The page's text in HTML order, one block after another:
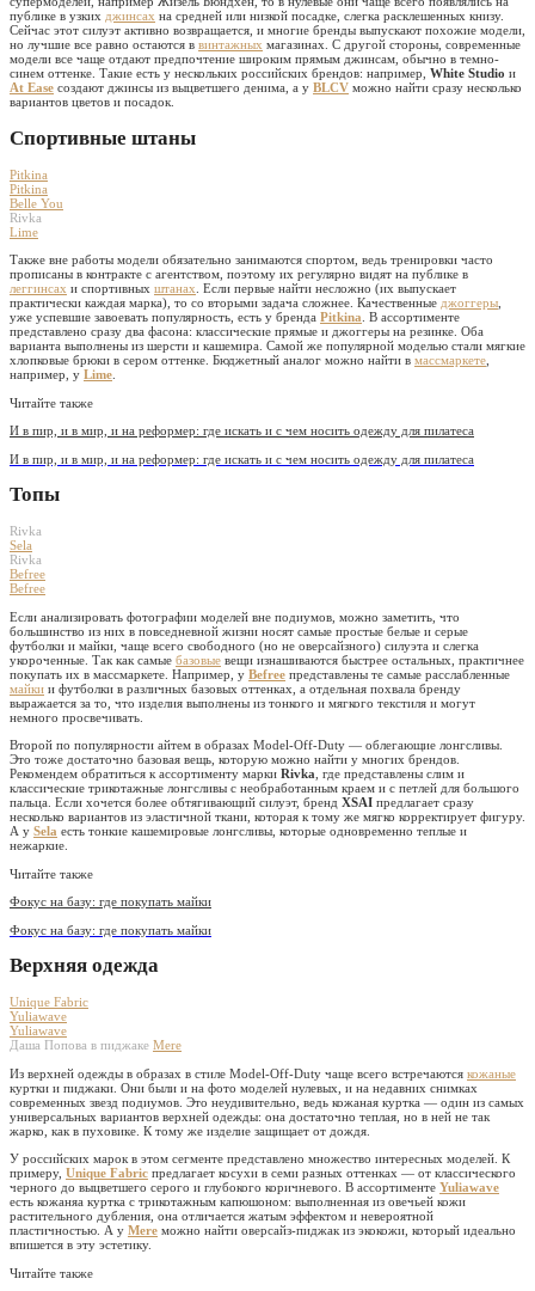
публике в узких джинсах на средней или низкой посадке, слегка расклешенных книзу.
Сейчас этот силуэт активно возвращается, и многие бренды выпускают похожие модели,
но лучшие все равно остаются в винтажных магазинах. С другой стороны, современные
модели все чаще отдают предпочтение широким прямым джинсам, обычно в темно-
синем оттенке. Такие есть у нескольких российских брендов: например, White Studio и
At Ease создают джинсы из выцветшего денима, а у BLCV можно найти сразу несколько
вариантов цветов и посадок.
Спортивные штаны
Pitkina
Pitkina
Belle You
Rivka
Lime
Также вне работы модели обязательно занимаются спортом, ведь тренировки часто
прописаны в контракте с агентством, поэтому их регулярно видят на публике в
леггинсах и спортивных штанах. Если первые найти несложно (их выпускает
практически каждая марка), то со вторыми задача сложнее. Качественные джоггеры,
уже успевшие завоевать популярность, есть у бренда Pitkina. В ассортименте
представлено сразу два фасона: классические прямые и джоггеры на резинке. Оба
варианта выполнены из шерсти и кашемира. Самой же популярной моделью стали мягкие
хлопковые брюки в сером оттенке. Бюджетный аналог можно найти в массмаркете,
например, у Lime.
Читайте также
И в пир, и в мир, и на реформер: где искать и с чем носить одежду для пилатеса
И в пир, и в мир, и на реформер: где искать и с чем носить одежду для пилатеса
Топы
Rivka
Sela
Rivka
Befree
Befree
Если анализировать фотографии моделей вне подиумов, можно заметить, что
большинство из них в повседневной жизни носят самые простые белые и серые
футболки и майки, чаще всего свободного (но не оверсайзного) силуэта и слегка
укороченные. Так как самые базовые вещи изнашиваются быстрее остальных, практичнее
покупать их в массмаркете. Например, у Befree представлены те самые расслабленные
майки и футболки в различных базовых оттенках, а отдельная похвала бренду
выражается за то, что изделия выполнены из тонкого и мягкого текстиля и могут
немного просвечивать.
Второй по популярности айтем в образах Model-Off-Duty — облегающие лонгсливы.
Это тоже достаточно базовая вещь, которую можно найти у многих брендов.
Рекомендем обратиться к ассортименту марки Rivka, где представлены слим и
классические трикотажные лонгсливы с необработанным краем и с петлей для большого
пальца. Если хочется более обтягивающий силуэт, бренд XSAI предлагает сразу
несколько вариантов из эластичной ткани, которая к тому же мягко корректирует фигуру.
А у Sela есть тонкие кашемировые лонгсливы, которые одновременно теплые и
нежаркие.
Читайте также
Фокус на базу: где покупать майки
Фокус на базу: где покупать майки
Верхняя одежда
Unique Fabric
Yuliawave
Yuliawave
Даша Попова в пиджаке Mere
Из верхней одежды в образах в стиле Model-Off-Duty чаще всего встречаются кожаные
куртки и пиджаки. Они были и на фото моделей нулевых, и на недавних снимках
современных звезд подиумов. Это неудивительно, ведь кожаная куртка — один из самых
универсальных вариантов верхней одежды: она достаточно теплая, но в ней не так
жарко, как в пуховике. К тому же изделие защищает от дождя.
У российских марок в этом сегменте представлено множество интересных моделей. К
примеру, Unique Fabric предлагает косухи в семи разных оттенках — от классического
черного до выцветшего серого и глубокого коричневого. В ассортименте Yuliawave
есть кожаняа куртка с трикотажным капюшоном: выполненная из овечьей кожи
растительного дубления, она отличается жатым эффектом и невероятной
пластичностью. А у Mere можно найти оверсайз-пиджак из экокожи, который идеально
впишется в эту эстетику.
Читайте также